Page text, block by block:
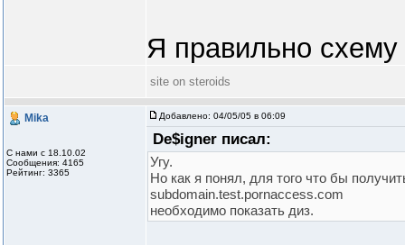
Я правильно
site on steroids
Mika
С нами с 18.10.02
Сообщения: 4165
Рейтинг: 3365
Добавлено: 04/05/05 в 06:09
De$igner писал:
Угу.
Но как я понял, для того что бы
subdomain.test.pornaccess.com
необходимо показать диз.